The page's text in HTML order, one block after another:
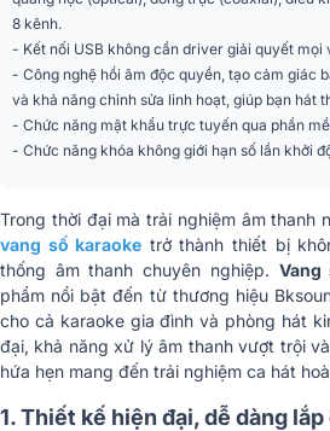
(RxCxS)
Cân nặng 2.8kg
Nhập khẩu & Phân
phối
CÔNG
SOUND
8 kênh.
- Kết nối USB không cần driver giải quyết mọi
- Công nghệ hồi âm độc quyền, tạo cảm giác
và khả năng chỉnh sửa linh hoạt, giúp bạn hát
- Chức năng mật khẩu trực tuyến qua phần
- Chức năng khóa không giới hạn số lần khởi
Trong thời đại mà trải nghiệm âm thanh
vang số karaoke trở thành thiết bị
thống âm thanh chuyên nghiệp. Vang
phẩm nổi bật đến từ thương hiệu
cho cả karaoke gia đình và phòng hát
đại, khả năng xử lý âm thanh vượt trội
hứa hẹn mang đến trải nghiệm ca hát
1. Thiết kế hiện đại, dễ dàng lắp